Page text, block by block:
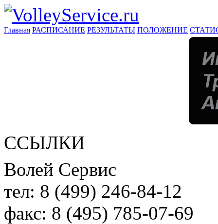
Главная РАСПИСАНИЕ РЕЗУЛЬТАТЫ ПОЛОЖЕНИЕ
ССЫЛКИ
Волей Сервис
тел: 8 (499) 246-84-12
факс: 8 (495) 785-07-69